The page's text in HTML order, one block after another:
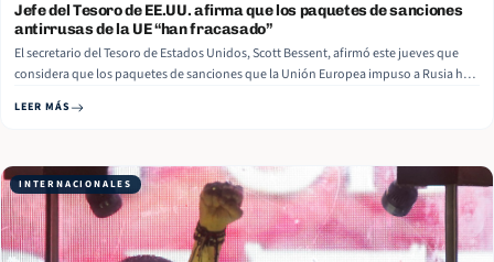
Jefe del Tesoro de EE.UU. afirma que los paquetes de sanciones
antirrusas de la UE “han fracasado”
El secretario del Tesoro de Estados Unidos, Scott Bessent, afirmó este jueves que
considera que los paquetes de sanciones que la Unión Europea impuso a Rusia han
del que están muy orgullosos. Pero… Read More
LEER MÁS
INTERNACIONALES